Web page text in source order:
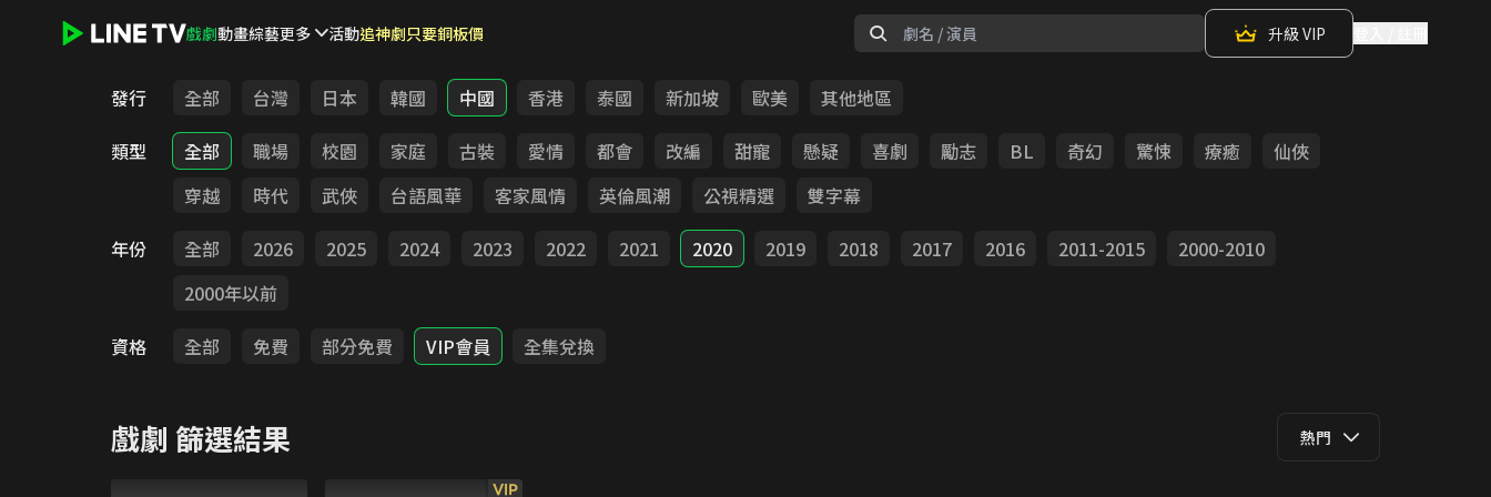
戲劇動畫綜藝更多 活動追神劇只要銅板價 升級 VIP
發行 全部 台灣 日本 韓國 中國 香港 泰國 新加坡 歐美
其他地區
類型
全部 職場 校園 家庭 古裝 愛情 都會 改編 甜寵 懸疑 喜劇 勵志 BL 奇幻 驚悚 療癒
仙俠
穿越
時代 武俠 台語風華 客家風情 英倫風潮 公視精選
雙字幕
年份
全部 2026 2025 2024 2023 2022 2021 2020 2019 2018 2017 2016 2011-2015
2000-2010
2000年以前
資格
全部 免費 部分免費 VIP會員 全集兌換
戲劇 篩選結果 熱門
VIP